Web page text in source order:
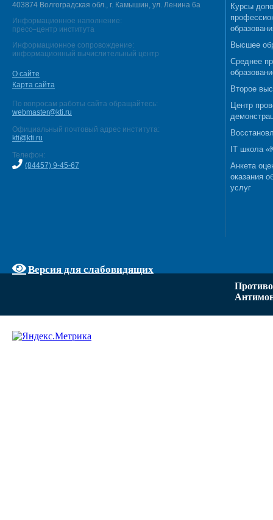
403874 Волгоградская обл., г. Камышин, ул. Ленина 6а
Информационное наполнение:
пресс–центр института
Информационное сопровождение:
информационный вычислительный центр
О сайте
Карта сайта
По вопросам работы сайта обращайтесь:
webmaster@kti.ru
Официальный почтовый адрес института:
kti@kti.ru
Телефон:
(84457) 9-45-67
Версия для слабовидящих
Курсы
Высшее
Среднее
Второе
Центр
IT школа
Анкета
оказания
услуг